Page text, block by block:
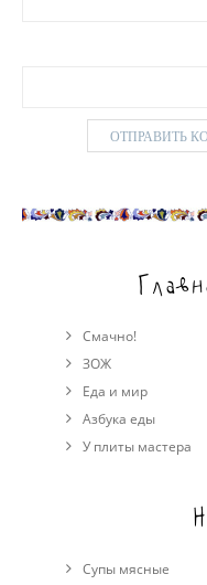
Смачно!
ЗОЖ
Еда и мир
Азбука еды
У плиты мастера
Супы мясные